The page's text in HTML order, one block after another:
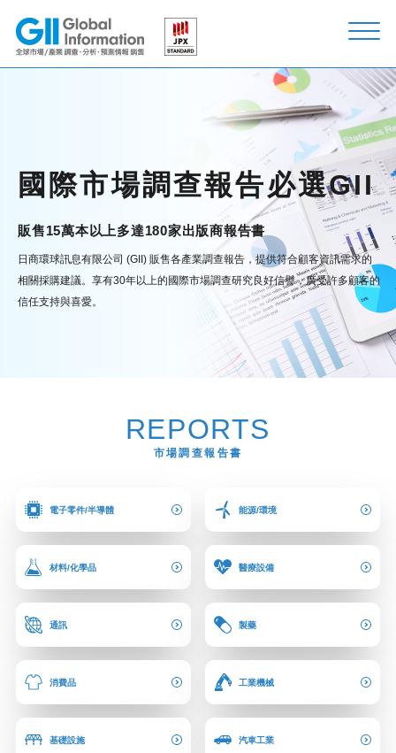
國際市場調查報告必選GII
販售15萬本以上多達180家出版商報告書
日商環球訊息有限公司 (GII) 販售各產業調查報告，提供符合顧客資訊需求的
相關採購建議。 享有30年以上的國際市場調查研究良好信譽，廣受許多顧客的
信任支持與喜愛。
REPORTS
市場調查報告書
電子零件/半導體 能源/環境
材料/化學品 醫療設備
通訊 製藥
消費品 工業機械
基礎設施 汽車工業